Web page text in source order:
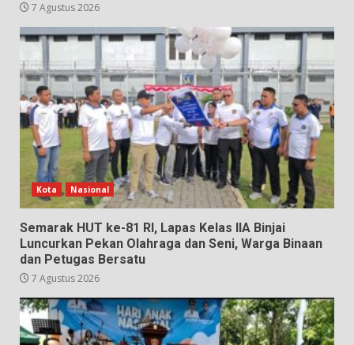
7 Agustus 2026
Kota Nasional
Semarak HUT ke-81 RI, Lapas Kelas IIA Binjai
Luncurkan Pekan Olahraga dan Seni, Warga Binaan
dan Petugas Bersatu
7 Agustus 2026